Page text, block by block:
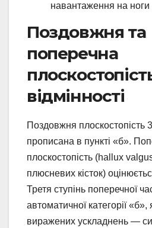
навантаження на
Поздовжня та
поперечна
відмінності
Поздовжня плоскостопість
прописана в пункті «б».
плоскостопість (hallux
плюсневих кісток)
Третя ступінь поперечної
автоматичної категорії
виражених ускладнень —